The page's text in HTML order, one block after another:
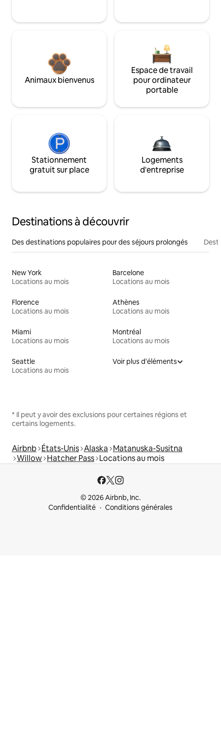
Animaux bienvenus
Espace de travail
pour ordinateur
portable
Stationnement
gratuit sur place
Logements
d'entreprise
Destinations à découvrir
Des destinations populaires pour des séjours prolongés
New York
Locations au mois
Barcelone
Locations au mois
Florence
Locations au mois
Athènes
Locations au mois
Miami
Locations au mois
Montréal
Locations au mois
Seattle
Locations au mois
Voir plus d'éléments
* Il peut y avoir des exclusions pour certaines régions et
certains logements.
Airbnb États-Unis Alaska Matanuska-Susitna
Willow Hatcher Pass Locations au mois
© 2026 Airbnb, Inc.
Confidentialité
Conditions générales